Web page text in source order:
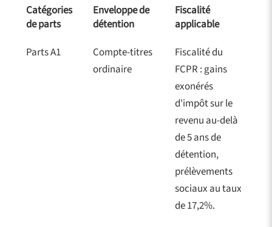
Catégories
de parts
Enveloppe de
détention
Fiscalité
applicable
Parts A1
Compte-titres
ordinaire
Fiscalité du
FCPR : gains
exonérés
d'impôt sur le
revenu au-delà
de 5 ans de
détention,
prélèvements
sociaux au taux
de 17,2%.